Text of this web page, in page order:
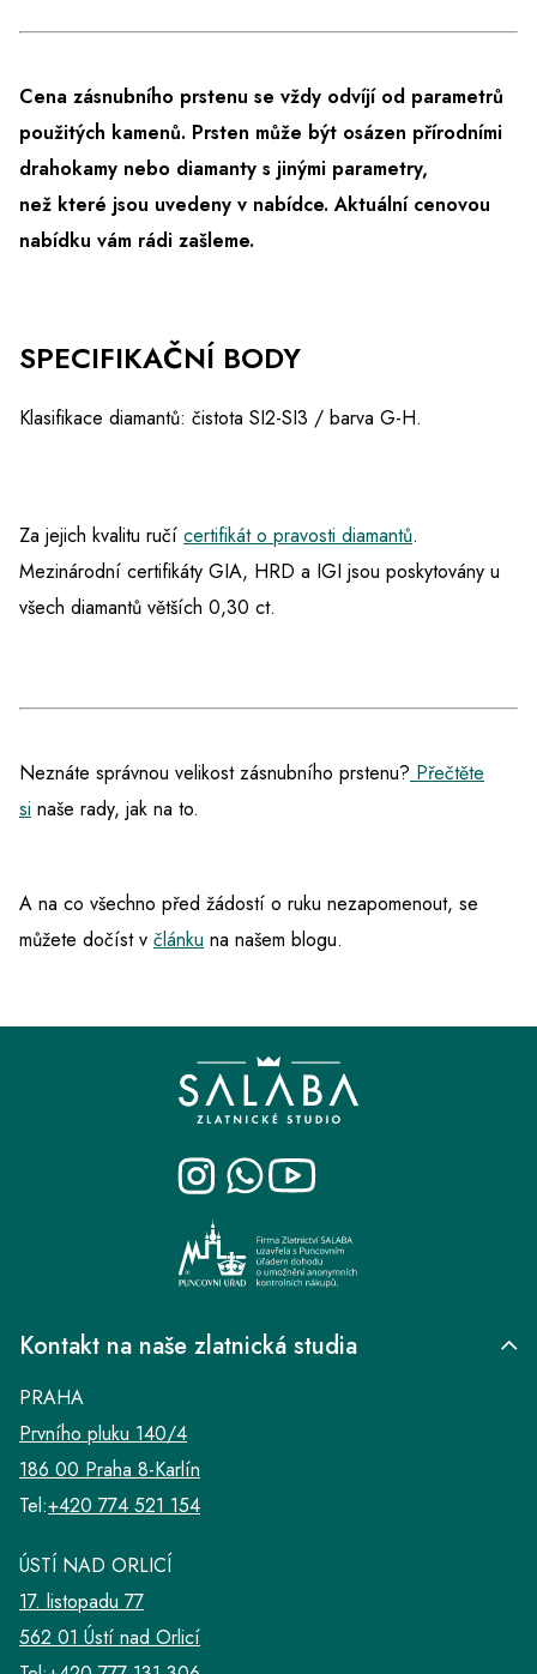
Cena zásnubního prstenu se vždy odvíjí od parametrů
použitých kamenů. Prsten může být osázen přírodními
drahokamy nebo diamanty s jinými parametry,
než které jsou uvedeny v nabídce.Aktuální cenovou
nabídku vám rádi zašleme.
SPECIFIKAČNÍ BODY
Klasifikace diamantů: čistota SI2-SI3 / barva G-H.
Za jejich kvalitu ručí certifikát o pravosti diamantů.
Mezinárodní certifikáty GIA, HRD a IGI jsou poskytovány u
všech diamantů větších 0,30 ct.
Neznáte správnou velikost zásnubního prstenu? Přečtěte
si naše rady, jak na to.
A na co všechno před žádostí o ruku nezapomenout, se
můžete dočíst v článku na našem blogu.
Kontakt na naše zlatnická studia
PRAHA
Prvního pluku 140/4
186 00 Praha 8-Karlín
Tel:+420 774 521 154
ÚSTÍ NAD ORLICÍ
17. listopadu 77
562 01 Ústí nad Orlicí